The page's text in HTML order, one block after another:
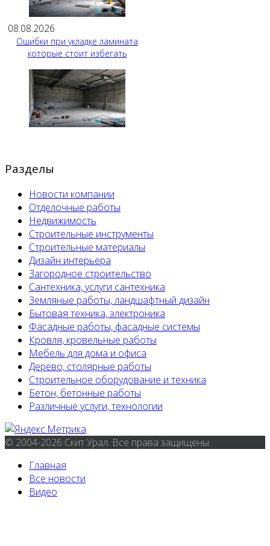
08.08.2026
Ошибки при укладке ламината
которые стоит избегать
Разделы
Новости компании
Отделочные работы
Недвижимость
Строительные инструменты
Строительные материалы
Дизайн интерьера
Загородное строительство
Сантехника, услуги сантехника
Земляные работы, ландшафтный дизайн
Бытовая техника, электроника
Фасадные работы, фасадные системы
Кровля, кровельные работы
Мебель для дома и офиса
Дерево, столярные работы
Строительное оборудование и техника
Бетон, бетонные работы
Различные услуги, технологии
© 2004-2026 Скит Урал. Все права защищены.
Главная
Все новости
Видео